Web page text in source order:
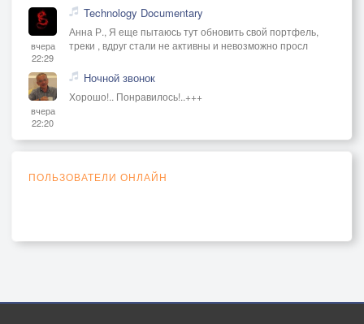
вчера
22:29
Technology Documentary
Анна Р., Я еще пытаюсь тут обновить свой портфель,
треки , вдруг стали не активны и невозможно просл
вчера
22:20
Ночной звонок
Хорошо!.. Понравилось!..+++
ПОЛЬЗОВАТЕЛИ ОНЛАЙН